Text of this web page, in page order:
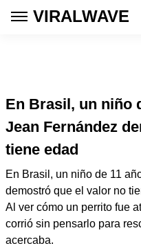
VIRALWAVE
En Brasil, un niño
Jean Fernández
tiene edad
En Brasil, un niño de 11
demostró que el valor no
Al ver cómo un perrito fue
corrió sin pensarlo para
acercaba.